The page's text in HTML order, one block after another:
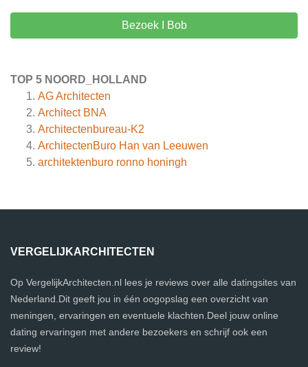
Bezoek I Bob
TOP 5 NOORD_HOLLAND
AG Architecten
Architect BNA
Architectenbureau-K2
ArchitectenBuro Han van Leeuwen
architektenburo ronno honingh
VERGELIJKARCHITECTEN
Op VergelijkArchitecten.nl lees je reviews over alle datingsites van
Nederland.Dit geeft jou in één oogopslag een overzicht van
meningen, ervaringen en eventuele klachten.Deel jouw online
dating ervaringen met andere bezoekers en schrijf ook een
review!